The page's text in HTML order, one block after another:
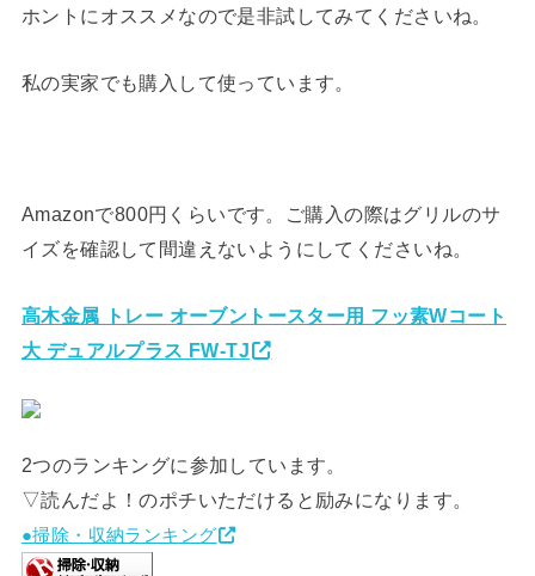
ホントにオススメなので是非試してみてくださいね。
私の実家でも購入して使っています。
Amazonで800円くらいです。ご購入の際はグリルのサ
イズを確認して間違えないようにしてくださいね。
高木金属 トレー オーブントースター用 フッ素Wコート
大 デュアルプラス FW-TJ
2つのランキングに参加しています。
▽読んだよ！のポチいただけると励みになります。
●掃除・収納ランキング